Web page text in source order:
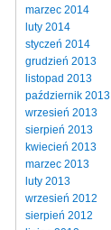
marzec 2014
luty 2014
styczeń 2014
grudzień 2013
listopad 2013
październik 2013
wrzesień 2013
sierpień 2013
kwiecień 2013
marzec 2013
luty 2013
wrzesień 2012
sierpień 2012